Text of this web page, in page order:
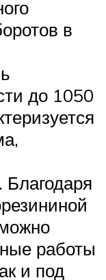
в
до 1050
Благодаря
работы
и под